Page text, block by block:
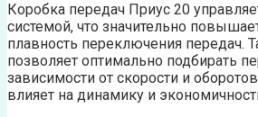
Коробка передач Приус 20
системой, что значительно
плавность переключения передач.
позволяет оптимально подбирать
зависимости от скорости и
влияет на динамику и